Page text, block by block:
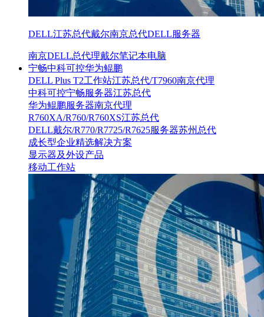
DELL江苏总代戴尔南京总代DELL服务器
南京DELL总代理戴尔笔记本电脑
宁畅中科可控华为鲲鹏
DELL Plus T2工作站江苏总代/T7960南京代理
中科可控宁畅服务器江苏总代
华为鲲鹏服务器南京代理
R760XA/R760/R760XS江苏总代
DELL戴尔/R770/R7725/R7625服务器苏州总代
成长型企业精选解决方案
显示器及外设产品
移动工作站